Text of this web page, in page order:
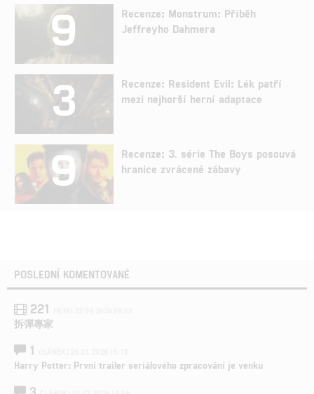
9
Recenze: Monstrum: Příběh
Jeffreyho Dahmera
3
Recenze: Resident Evil: Lék patří
mezi nejhorší herní adaptace
9
Recenze: 3. série The Boys posouvá
hranice zvrácené zábavy
POSLEDNÍ KOMENTOVANÉ
221
拆彈專家
1
Harry Potter: První trailer seriálového zpracování je venku
3